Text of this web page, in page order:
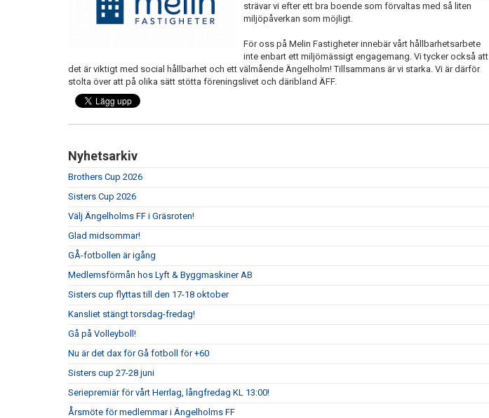
strävar vi efter ett bra boende som förvaltas med så liten
miljöpåverkan som möjligt.
För oss på Melin Fastigheter innebär vårt hållbarhetsarbete
inte enbart ett miljömässigt engagemang. Vi tycker också att
det är viktigt med social hållbarhet och ett välmående Ängelholm! Tillsammans är vi starka. Vi är därför
stolta över att på olika sätt stötta föreningslivet och däribland ÄFF.
Nyhetsarkiv
Brothers Cup 2026
Sisters Cup 2026
Välj Ängelholms FF i Gräsroten!
Glad midsommar!
GÅ-fotbollen är igång
Medlemsförmån hos Lyft & Byggmaskiner AB
Sisters cup flyttas till den 17-18 oktober
Kansliet stängt torsdag-fredag!
Gå på Volleyboll!
Nu är det dax för Gå fotboll för +60
Sisters cup 27-28 juni
Seriepremiär för vårt Herrlag, långfredag KL 13:00!
Årsmöte för medlemmar i Ängelholms FF